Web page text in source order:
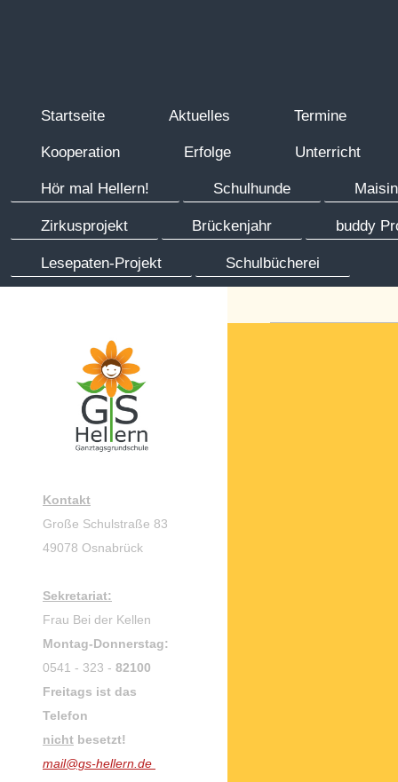
Startseite Aktuelles Termine
Kooperation Erfolge Unterricht
Hör mal Hellern! Schulhunde
Zirkusprojekt Brückenjahr buddy
Lesepaten-Projekt Schulbücherei
Kontakt
Große Schulstraße 83
49078 Osnabrück
Sekretariat:
Frau Bei der Kellen
Montag-Donnerstag:
0541 - 323 - 82100
Freitags ist das
Telefon
nicht besetzt!
mail@gs-hellern.de